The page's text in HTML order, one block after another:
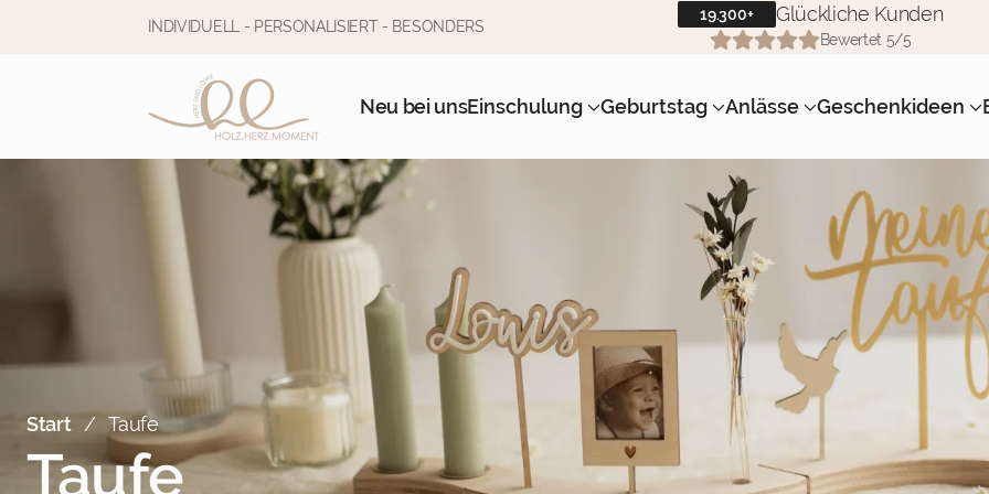
INDIVIDUELL - PERSONALISIERT - BESONDERS
19.300+ Glückliche Kunden
Bewertet 5/5
Neu bei unsEinschulung Geburtstag Anlässe Geschenkideen
Start Taufe
Taufe